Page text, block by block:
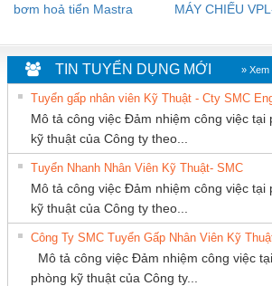
bơm hoả tiển Mastra MÁY CHIẾU
An Toàn
Contact
– PSR-
SCP-
FSP/2X1/1X2
Bộ giám sát chuỗi
tấm pin
TRANSCLINIC 16I+
1K5 L (2433950000)
Bộ
TY TNHH
DOANH
VỤ XNK
NAM
CÔNG TY CỔ
PHẦN TỰ ĐỘNG
TIẾN HƯNG
TIN TUYỂN DỤNG MỚI » Xem
Mô tả công việc Đảm nhiệm công việc tại
kỹ thuật của Công ty theo...
Tuyển Nhanh Nhân Viên Kỹ Thuật- SMC
Mô tả công việc Đảm nhiệm công việc tại
kỹ thuật của Công ty theo...
Mô tả công việc Đảm nhiệm công việc tại
phòng kỹ thuật của Công ty...